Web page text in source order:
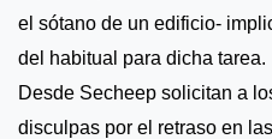
el sótano de un edificio-
del habitual para dicha tarea.
Desde Secheep solicitan a
disculpas por el retraso en